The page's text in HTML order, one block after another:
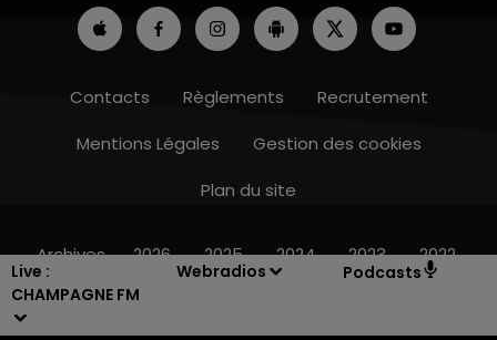
Live :
CHAMPAGNE FM
Webradios Podcasts
Contacts Règlements
Recrutement
Mentions Légales
Gestion des cookies
Plan du site
Archives 2026 2025 2024 2023 2022